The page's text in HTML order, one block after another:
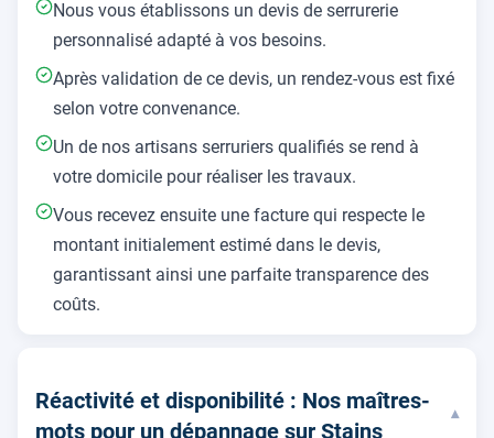
Nous vous établissons un devis de serrurerie
personnalisé adapté à vos besoins.
Après validation de ce devis, un rendez-vous est fixé
selon votre convenance.
Un de nos artisans serruriers qualifiés se rend à
votre domicile pour réaliser les travaux.
Vous recevez ensuite une facture qui respecte le
montant initialement estimé dans le devis,
garantissant ainsi une parfaite transparence des
coûts.
Réactivité et disponibilité : Nos maîtres-
mots pour un dépannage sur Stains
▾